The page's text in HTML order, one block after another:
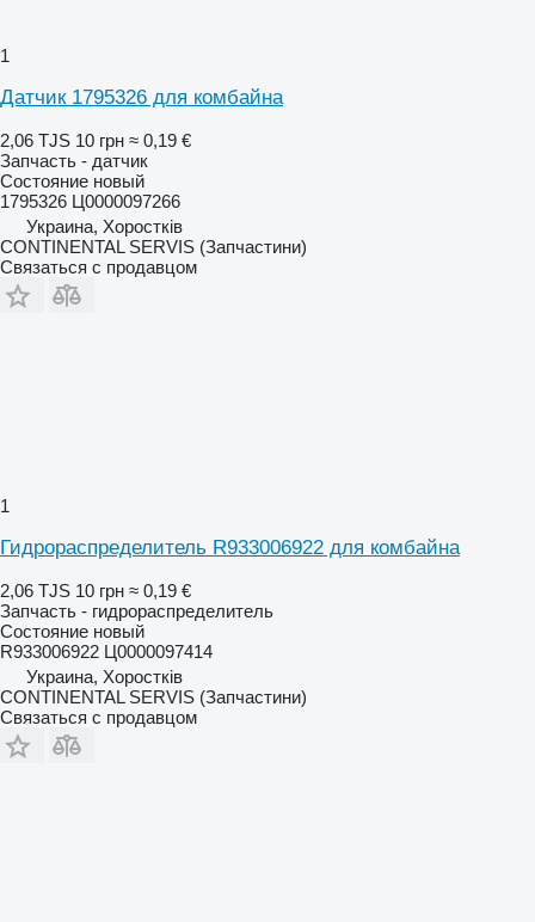
1
Датчик 1795326 для комбайна
2,06 TJS 10 грн ≈ 0,19 €
Запчасть - датчик
Состояние новый
1795326 Ц0000097266
Украина, Хоростків
CONTINENTAL SERVIS (Запчастини)
Связаться с продавцом
1
Гидрораспределитель R933006922 для комбайна
2,06 TJS 10 грн ≈ 0,19 €
Запчасть - гидрораспределитель
Состояние новый
R933006922 Ц0000097414
Украина, Хоростків
CONTINENTAL SERVIS (Запчастини)
Связаться с продавцом